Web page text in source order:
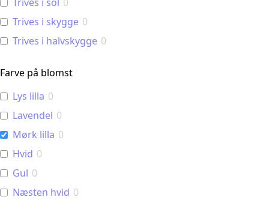
Trives i skygge 0
Trives i halvskygge 0
Farve på blomst
Lys lilla 0
Lavendel 0
Mørk lilla 0
Hvid 0
Gul 0
Næsten hvid 0